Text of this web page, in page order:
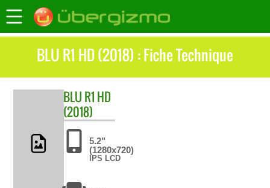
BLU R1 HD (2018) : Fiche Technique
BLUR1 HD
(2018)
5.2"
(1280x720)
IPS LCD